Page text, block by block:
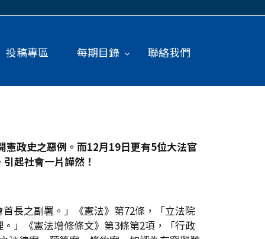
投稿專區 每期目錄 聯絡我們
憲政史之惡例。而12月19日更有5位大法官
起社會一片譁然！
長之副署。」《憲法》第72條，「立法院
」《憲法增修條文》第3條第2項，「行政